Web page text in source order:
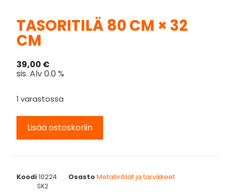
TASORITILÄ 80 CM × 32
CM
39,00 €
sis. Alv 0.0 %
1 varastossa
Lisää ostoskoriin
Koodi10224 OsastoMetalliritilät ja tarvikkeet
SK2